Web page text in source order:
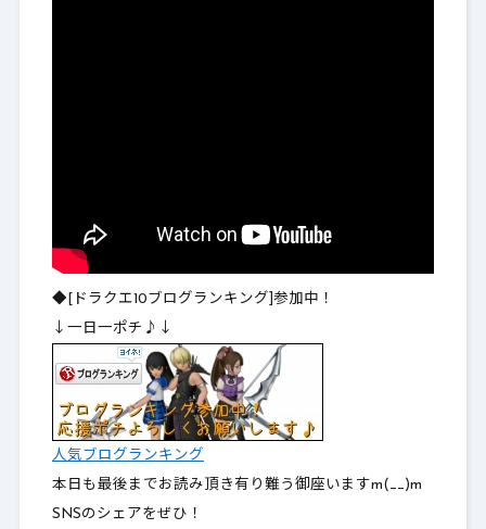
◆[ドラクエ10ブログランキング]参加中！
↓一日一ポチ♪↓
人気ブログランキング
本日も最後までお読み頂き有り難う御座いますm(__)m
SNSのシェアをぜひ！